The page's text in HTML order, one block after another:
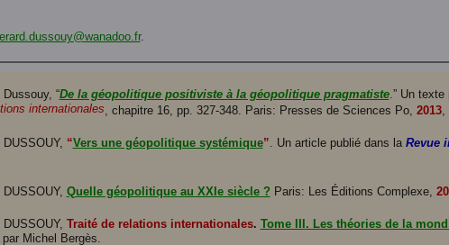
.
Dussouy, “De la géopolitique positiviste à la géopolitique pragmatiste.” Un texte
internationales, chapitre 16, pp. 327-348. Paris: Presses de Sciences Po, 2013,
DUSSOUY, “Vers une géopolitique systémique”. Un article publié dans la Revue
DUSSOUY, Quelle géopolitique au XXIe siècle ? Paris: Les Éditions Complexe,
DUSSOUY, Traité de relations internationales. Tome III. Les théories de la
Michel Bergès.